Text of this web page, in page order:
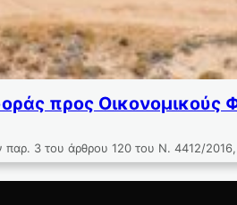
προς Οικονομικούς
3 του άρθρου 120 του Ν. 4412/